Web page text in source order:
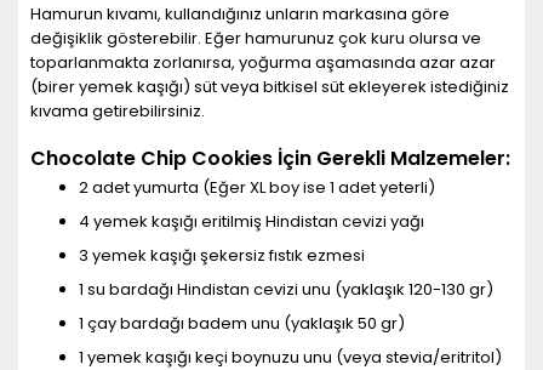
Hamurun kıvamı, kullandığınız unların markasına göre
değişiklik gösterebilir. Eğer hamurunuz çok kuru olursa ve
toparlanmakta zorlanırsa, yoğurma aşamasında azar azar
(birer yemek kaşığı) süt veya bitkisel süt ekleyerek istediğiniz
kıvama getirebilirsiniz.
Chocolate Chip Cookies İçin Gerekli Malzemeler:
2 adet yumurta (Eğer XL boy ise 1 adet yeterli)
4 yemek kaşığı eritilmiş Hindistan cevizi yağı
3 yemek kaşığı şekersiz fıstık ezmesi
1 su bardağı Hindistan cevizi unu (yaklaşık 120-130 gr)
1 çay bardağı badem unu (yaklaşık 50 gr)
1 yemek kaşığı keçi boynuzu unu (veya stevia/eritritol)